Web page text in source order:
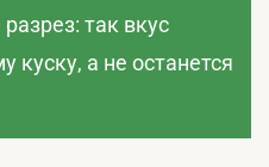
так вкус
куску, а не останется